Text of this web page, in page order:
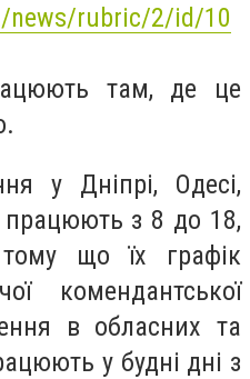
news/rubric/2/id/10
там, де це
у Дніпрі, Одесі,
працюють з 8 до 18,
що їх графік
комендантської
в обласних та
у будні дні з